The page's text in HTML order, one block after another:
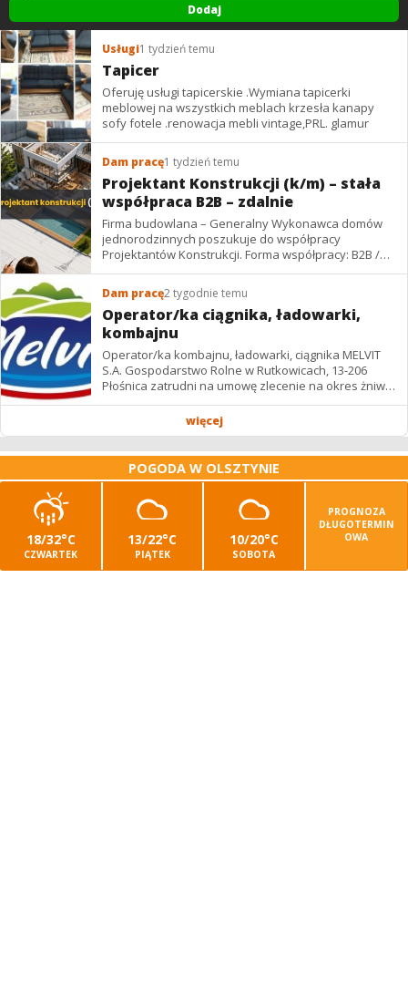
Dodaj
Usługi1 tydzień temu
Tapicer
Oferuję usługi tapicerskie .Wymiana tapicerki
meblowej na wszystkich meblach krzesła kanapy
sofy fotele .renowacja mebli vintage,PRL. glamur
Dam pracę1 tydzień temu
Projektant Konstrukcji (k/m) – stała
współpraca B2B – zdalnie
Firma budowlana – Generalny Wykonawca domów
jednorodzinnych poszukuje do współpracy
Projektantów Konstrukcji. Forma współpracy: B2B /
podwykonawstwo – zdalnie. Wynagrodzenie: ✔
Stawki...
Dam pracę2 tygodnie temu
Operator/ka ciągnika, ładowarki,
kombajnu
Operator/ka kombajnu, ładowarki, ciągnika MELVIT
S.A. Gospodarstwo Rolne w Rutkowicach, 13-206
Płośnica zatrudni na umowę zlecenie na okres żniw: -
operatora/kę kombajnu z uprawnieniami -...
więcej
POGODA W OLSZTYNIE
18/32°C
CZWARTEK
13/22°C
PIĄTEK
10/20°C
SOBOTA
PROGNOZA
DŁUGOTERMIN
OWA